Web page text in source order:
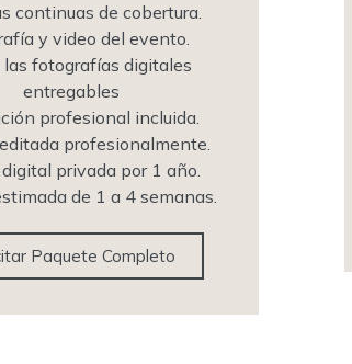
continuas de cobertura.
y video del evento.
las fotografías digitales
entregables
profesional incluida.
profesionalmente.
privada por 1 año.
de 1 a 4 semanas.
Paquete Completo